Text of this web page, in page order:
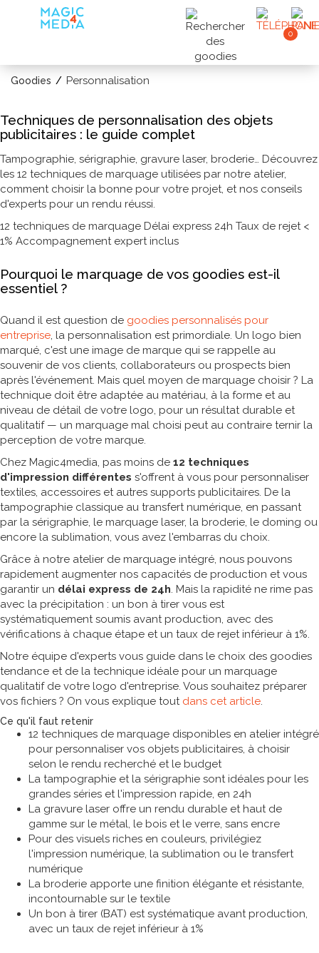
0
Goodies Personnalisation
Techniques de personnalisation des objets
publicitaires : le guide complet
Tampographie, sérigraphie, gravure laser, broderie… Découvrez
les 12 techniques de marquage utilisées par notre atelier,
comment choisir la bonne pour votre projet, et nos conseils
d'experts pour un rendu réussi.
12 techniques de marquage Délai express 24h Taux de rejet <
1% Accompagnement expert inclus
Pourquoi le marquage de vos goodies est-il
essentiel ?
Quand il est question de goodies personnalisés pour
entreprise, la personnalisation est primordiale. Un logo bien
marqué, c'est une image de marque qui se rappelle au
souvenir de vos clients, collaborateurs ou prospects bien
après l'événement. Mais quel moyen de marquage choisir ? La
technique doit être adaptée au matériau, à la forme et au
niveau de détail de votre logo, pour un résultat durable et
qualitatif — un marquage mal choisi peut au contraire ternir la
perception de votre marque.
Chez Magic4media, pas moins de 12 techniques
d'impression différentes s'offrent à vous pour personnaliser
textiles, accessoires et autres supports publicitaires. De la
tampographie classique au transfert numérique, en passant
par la sérigraphie, le marquage laser, la broderie, le doming ou
encore la sublimation, vous avez l'embarras du choix.
Grâce à notre atelier de marquage intégré, nous pouvons
rapidement augmenter nos capacités de production et vous
garantir un délai express de 24h. Mais la rapidité ne rime pas
avec la précipitation : un bon à tirer vous est
systématiquement soumis avant production, avec des
vérifications à chaque étape et un taux de rejet inférieur à 1%.
Notre équipe d'experts vous guide dans le choix des goodies
tendance et de la technique idéale pour un marquage
qualitatif de votre logo d'entreprise. Vous souhaitez préparer
vos fichiers ? On vous explique tout dans cet article.
Ce qu'il faut retenir
12 techniques de marquage disponibles en atelier intégré
pour personnaliser vos objets publicitaires, à choisir
selon le rendu recherché et le budget
La tampographie et la sérigraphie sont idéales pour les
grandes séries et l'impression rapide, en 24h
La gravure laser offre un rendu durable et haut de
gamme sur le métal, le bois et le verre, sans encre
Pour des visuels riches en couleurs, privilégiez
l'impression numérique, la sublimation ou le transfert
numérique
La broderie apporte une finition élégante et résistante,
incontournable sur le textile
Un bon à tirer (BAT) est systématique avant production,
avec un taux de rejet inférieur à 1%